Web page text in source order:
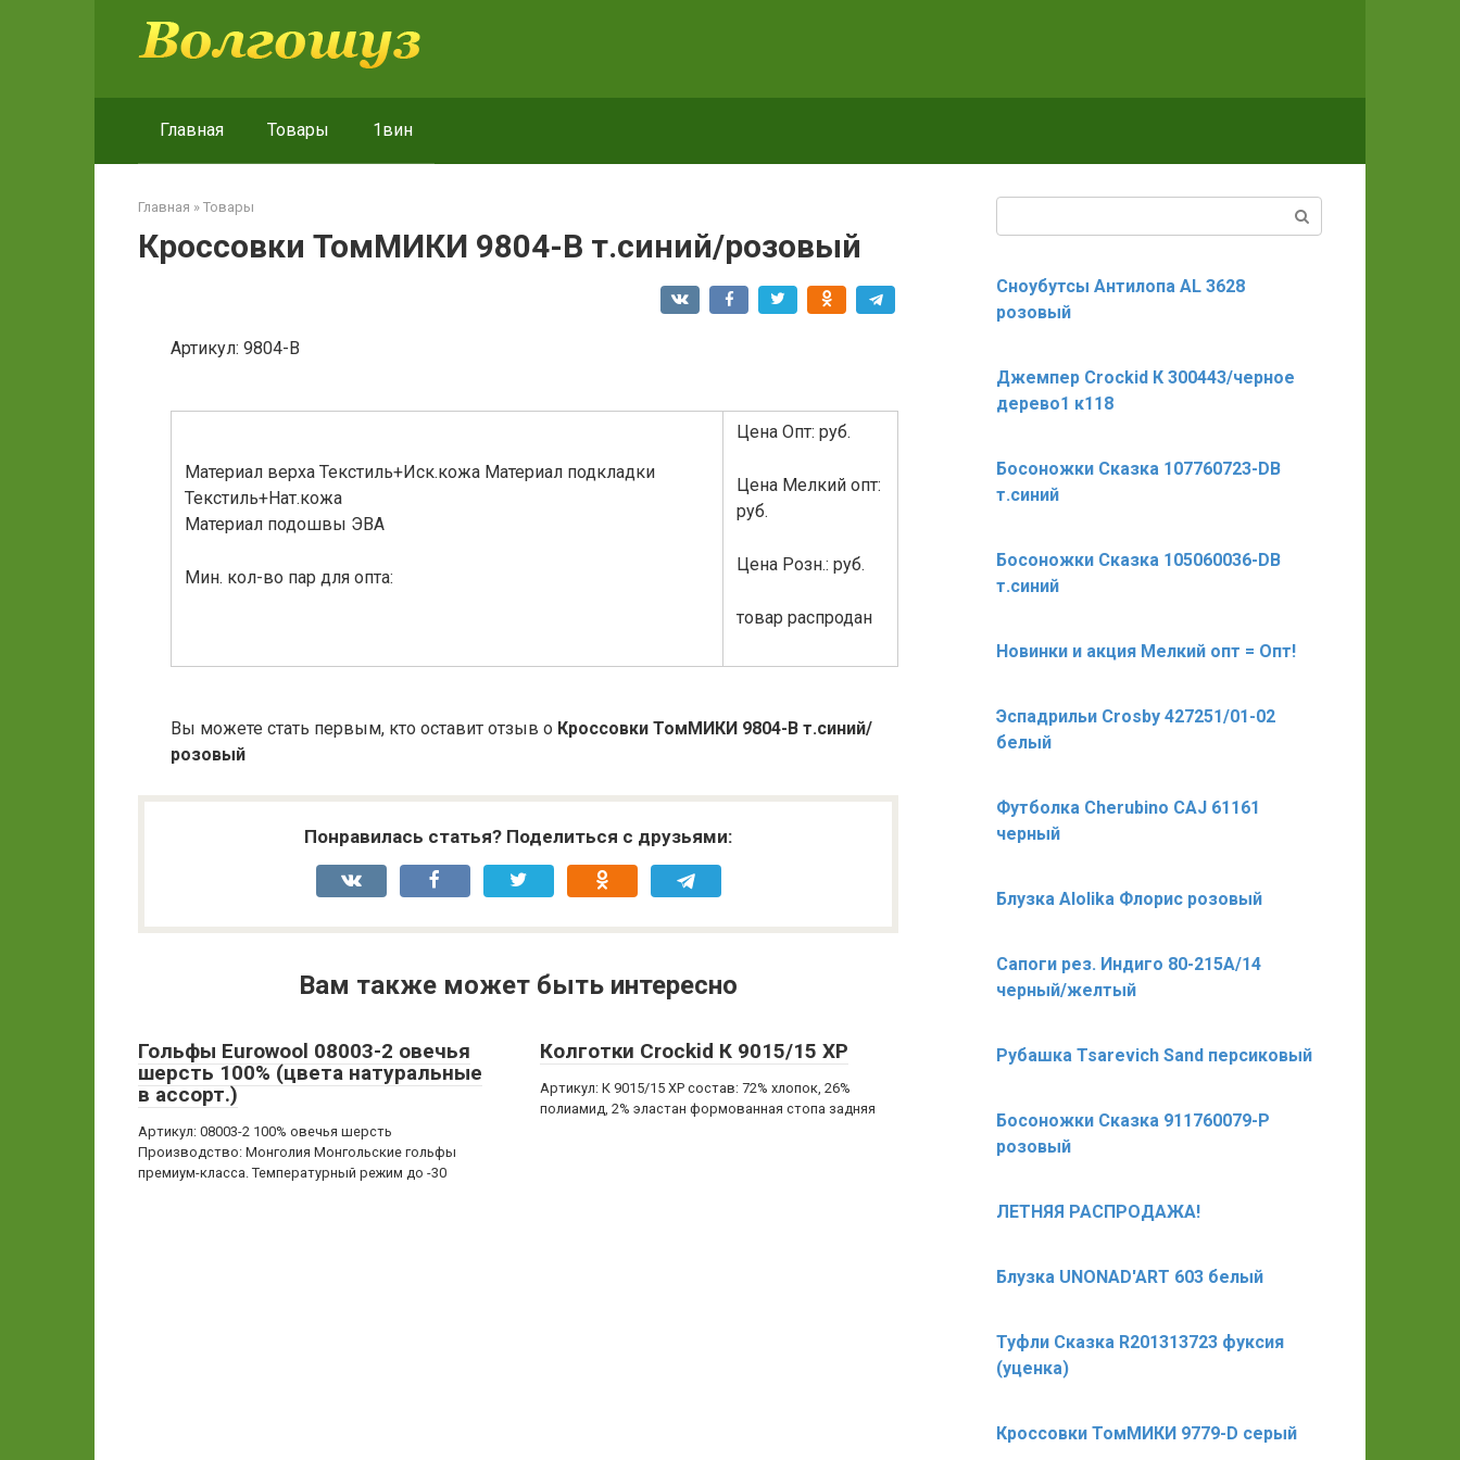
Главная Товары 1вин
Главная » Товары
Кроссовки ТомМИКИ 9804-B т.синий/розовый
Артикул: 9804-B
Материал верха Текстиль+Иск.кожа Материал подкладки
Текстиль+Нат.кожа
Материал подошвы ЭВА
Мин. кол-во пар для опта:
Цена Опт: руб.
Цена Мелкий опт:
руб.
Цена Розн.: руб.
товар распродан
Вы можете стать первым, кто оставит отзыв о Кроссовки ТомМИКИ 9804-B т.синий/
розовый
Понравилась статья? Поделиться с друзьями:
Вам также может быть интересно
Гольфы Eurowool 08003-2 овечья
шерсть 100% (цвета натуральные
в ассорт.)
Артикул: 08003-2 100% овечья шерсть
Производство: Монголия Монгольские гольфы
премиум-класса. Температурный режим до -30
Колготки Crockid К 9015/15 ХР
Артикул: К 9015/15 ХР состав: 72% хлопок, 26%
полиамид, 2% эластан формованная стопа задняя
Сноубутсы Антилопа AL 3628
розовый
Джемпер Crockid К 300443/черное
дерево1 к118
Босоножки Сказка 107760723-DB
т.синий
Босоножки Сказка 105060036-DB
т.синий
Новинки и акция Мелкий опт = Опт!
Эспадрильи Crosby 427251/01-02
белый
Футболка Cherubino CAJ 61161
черный
Блузка Alolika Флорис розовый
Сапоги рез. Индиго 80-215А/14
черный/желтый
Рубашка Tsarevich Sand персиковый
Босоножки Сказка 911760079-P
розовый
ЛЕТНЯЯ РАСПРОДАЖА!
Блузка UNONAD'ART 603 белый
Туфли Сказка R201313723 фуксия
(уценка)
Кроссовки ТомМИКИ 9779-D серый